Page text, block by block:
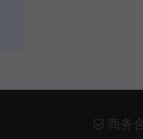
商务